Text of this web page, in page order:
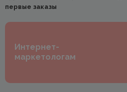
первые заказы
Интернет-
маркетологам